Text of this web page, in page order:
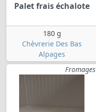
Palet frais échalote
180 g
Chèvrerie Des Bas
Alpages
Fromages